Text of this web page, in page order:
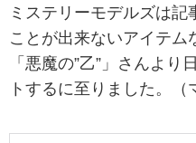
ミステリーモデルズは記
ことが出来ないアイテム
「悪魔の”乙”」さんよ
トするに至りました。（